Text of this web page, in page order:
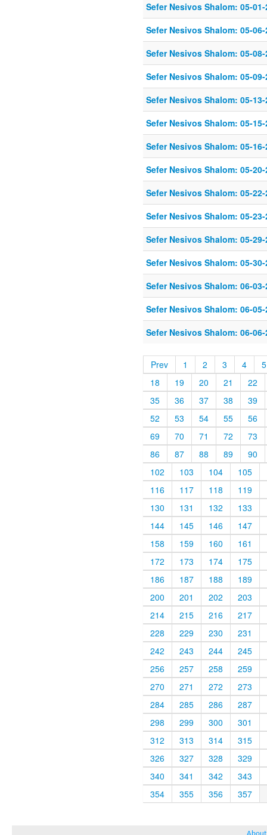
Sefer Nesivos Shalom: 05-01-
Sefer Nesivos Shalom: 05-06-
Sefer Nesivos Shalom: 05-08-
Sefer Nesivos Shalom: 05-09-
Sefer Nesivos Shalom: 05-13-
Sefer Nesivos Shalom: 05-15-
Sefer Nesivos Shalom: 05-16-
Sefer Nesivos Shalom: 05-20-
Sefer Nesivos Shalom: 05-22-
Sefer Nesivos Shalom: 05-23-
Sefer Nesivos Shalom: 05-29-
Sefer Nesivos Shalom: 05-30-
Sefer Nesivos Shalom: 06-03-
Sefer Nesivos Shalom: 06-05-
Sefer Nesivos Shalom: 06-06-
Prev 1 2 3 4
5
18
19 20 21
22
35
36 37 38
39
52
53 54 55
56
69
70 71 72
73
86
87 88 89
90
102
103 104
105
116
117 118
119
130
131 132
133
144
145 146
147
158
159 160
161
172
173 174
175
186
187 188
189
200
201 202
203
214
215 216
217
228
229 230
231
242
243 244
245
256
257 258
259
270
271 272
273
284
285 286
287
298
299 300
301
312
313 314
315
326
327 328
329
340
341 342
343
354
355 356 357